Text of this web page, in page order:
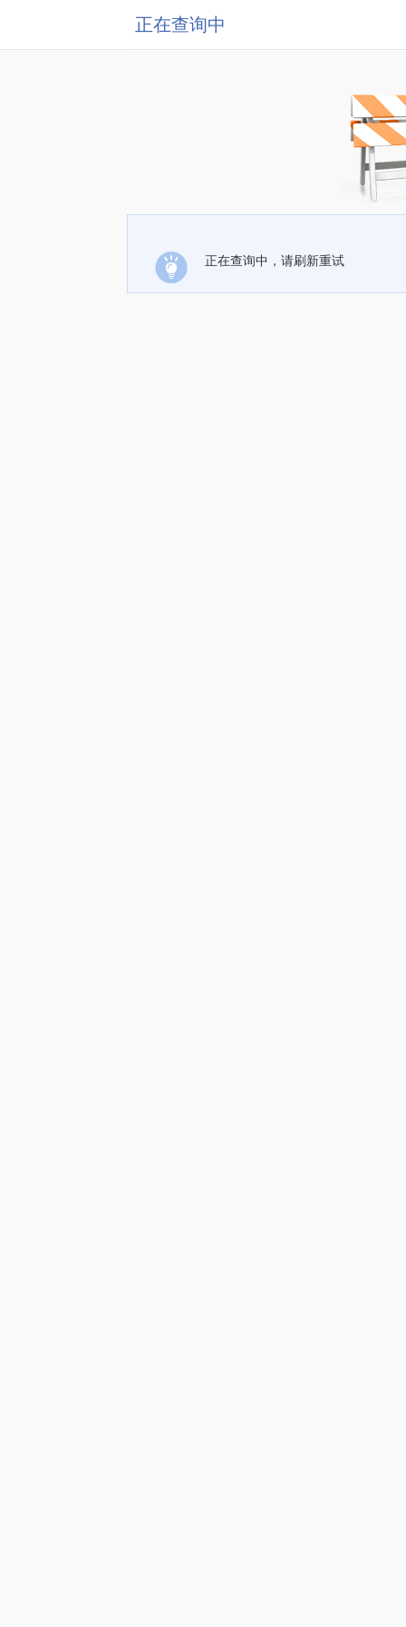
正在查询中
正在查询中，请刷新重试